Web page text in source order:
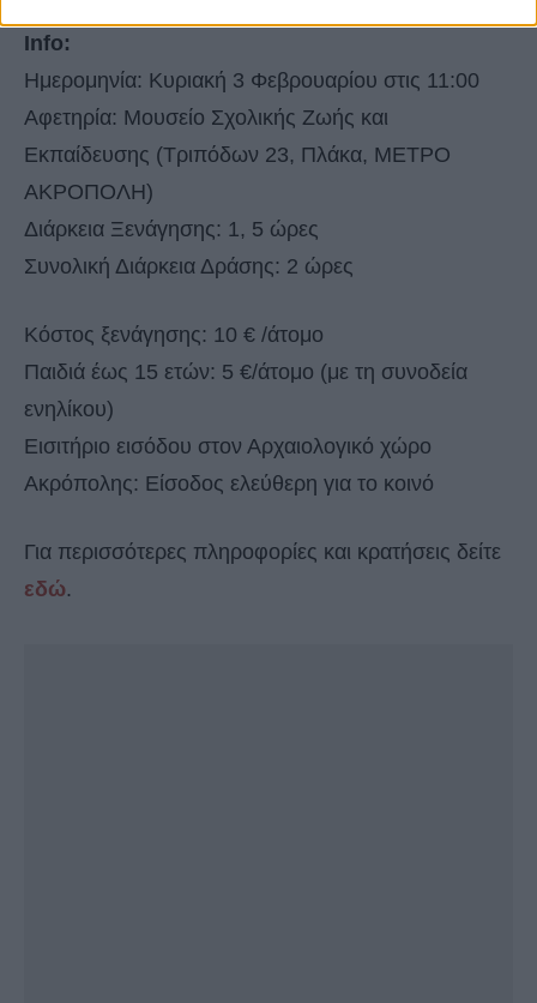
Info:
Ημερομηνία: Κυριακή 3 Φεβρουαρίου στις 11:00
Αφετηρία: Μουσείο Σχολικής Ζωής και
Εκπαίδευσης (Τριπόδων 23, Πλάκα, ΜΕΤΡΟ
ΑΚΡΟΠΟΛΗ)
Διάρκεια Ξενάγησης: 1, 5 ώρες
Συνολική Διάρκεια Δράσης: 2 ώρες
Κόστος ξενάγησης: 10 € /άτομο
Παιδιά έως 15 ετών: 5 €/άτομο (με τη συνοδεία
ενηλίκου)
Εισιτήριο εισόδου στον Αρχαιολογικό χώρο
Ακρόπολης: Είσοδος ελεύθερη για το κοινό
Για περισσότερες πληροφορίες και κρατήσεις δείτε
εδώ.